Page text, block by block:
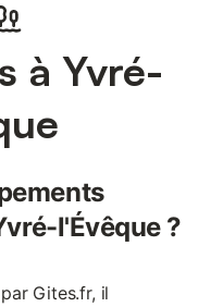
à Yvré-
l'Évêque ?
Gites.fr, il